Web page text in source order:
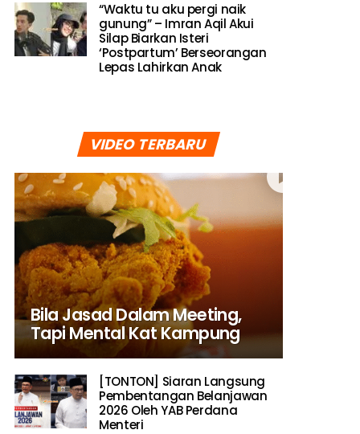
“Waktu tu aku pergi naik
gunung” – Imran Aqil Akui
Silap Biarkan Isteri
‘Postpartum’ Berseorangan
Lepas Lahirkan Anak
VIDEO TERBARU
Bila Jasad Dalam Meeting,
Tapi Mental Kat Kampung
[TONTON] Siaran Langsung
Pembentangan Belanjawan
2026 Oleh YAB Perdana
Menteri